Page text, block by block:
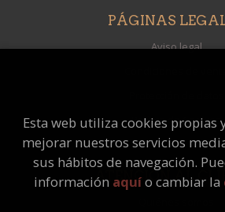
PÁGINAS
Aviso legal
Política de Cookies
ATENCIÓN AL
Esta web utiliza cookies propias
mejorar nuestros servicios
sus hábitos de navegación.
información aquío cambiar la